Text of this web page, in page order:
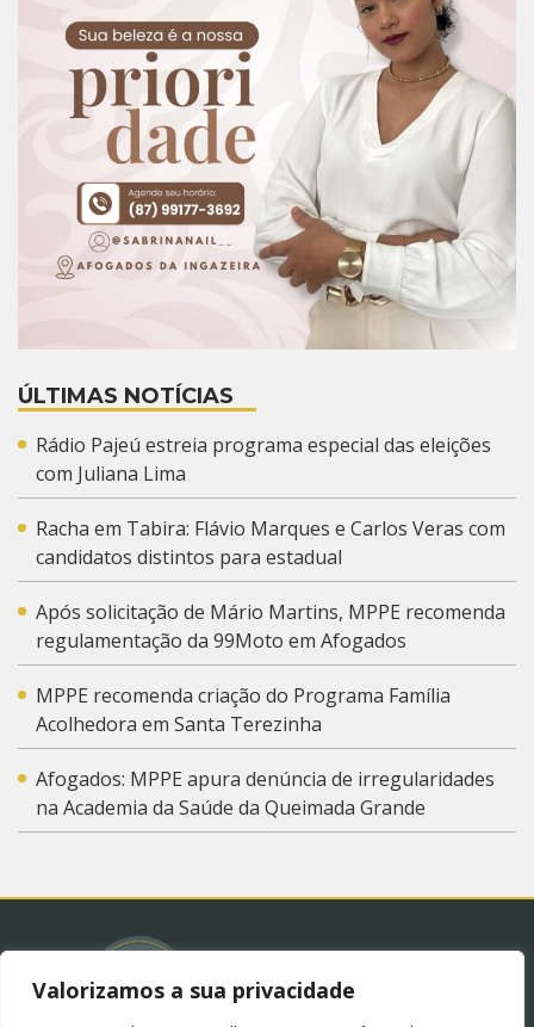
Valorizamos a sua privacidade
ÚLTIMAS NOTÍCIAS
Rádio Pajeú estreia programa especial das eleições
com Juliana Lima
Racha em Tabira: Flávio Marques e Carlos Veras com
candidatos distintos para estadual
Após solicitação de Mário Martins, MPPE recomenda
regulamentação da 99Moto em Afogados
MPPE recomenda criação do Programa Família
Acolhedora em Santa Terezinha
Afogados: MPPE apura denúncia de irregularidades
na Academia da Saúde da Queimada Grande